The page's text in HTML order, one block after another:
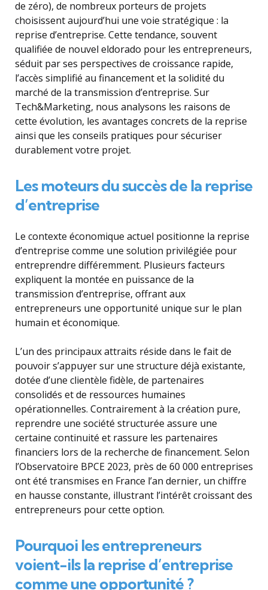
de zéro), de nombreux porteurs de projets
choisissent aujourd’hui une voie stratégique : la
reprise d’entreprise. Cette tendance, souvent
qualifiée de nouvel eldorado pour les entrepreneurs,
séduit par ses perspectives de croissance rapide,
l’accès simplifié au financement et la solidité du
marché de la transmission d’entreprise. Sur
Tech&Marketing, nous analysons les raisons de
cette évolution, les avantages concrets de la reprise
ainsi que les conseils pratiques pour sécuriser
durablement votre projet.
Les moteurs du succès de la reprise
d’entreprise
Le contexte économique actuel positionne la reprise
d’entreprise comme une solution privilégiée pour
entreprendre différemment. Plusieurs facteurs
expliquent la montée en puissance de la
transmission d’entreprise, offrant aux
entrepreneurs une opportunité unique sur le plan
humain et économique.
L’un des principaux attraits réside dans le fait de
pouvoir s’appuyer sur une structure déjà existante,
dotée d’une clientèle fidèle, de partenaires
consolidés et de ressources humaines
opérationnelles. Contrairement à la création pure,
reprendre une société structurée assure une
certaine continuité et rassure les partenaires
financiers lors de la recherche de financement. Selon
l’Observatoire BPCE 2023, près de 60 000 entreprises
ont été transmises en France l’an dernier, un chiffre
en hausse constante, illustrant l’intérêt croissant des
entrepreneurs pour cette option.
Pourquoi les entrepreneurs
voient-ils la reprise d’entreprise
comme une opportunité ?